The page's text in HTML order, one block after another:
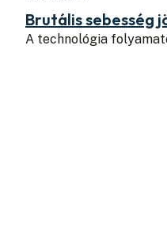
Brutális sebesség
A technológia